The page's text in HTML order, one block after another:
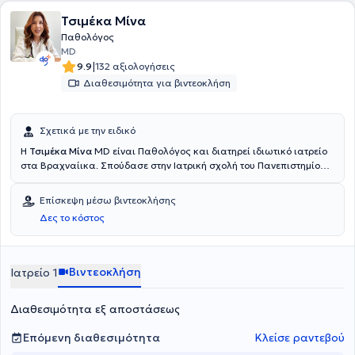
Τσιμέκα Μίνα
Παθολόγος
MD
9.9|132 αξιολογήσεις
Διαθεσιμότητα για βιντεοκλήση
Σχετικά με την ειδικό
Η Τσιμέκα Μίνα MD είναι Παθολόγος και διατηρεί ιδιωτικό ιατρείο
στα Βραχναίικα. Σπούδασε στην Ιατρική σχολή του Πανεπιστημίου
στο Γενικό Νοσοκομείο Αιγίου - Κέντρο Υγείας Ακράτας- Περιφερικό
Ιατρείο Αμπελοκήπων. Ειδικεύτηκε στην Παθολογία στο
Πανεπιστημιακό Γενικό Νοσοκομείο Πατρών και μετεκπαιδεύτηκε
στην Κλινική Ηπατολογία κατόπιν συμμετοχής στο 16ο σχολείο της
εμπειρία έχοντας εργαστεί σε Μονάδα Χρόνιας Αιμοκάθαρσης,
στην Παθολογική Κλινική του "ΟΛΥΜΠΙΟΝ" Θεραπευτήριο Πάτρας
Φροντίδας της "ΟΛΥΜΠΙΟΝ".
Επίσκεψη μέσω βιντεοκλήσης
Δες το κόστος
Ιατρείο 1 Βιντεοκλήση
Διαθεσιμότητα εξ αποστάσεως
Επόμενη διαθεσιμότητα
Κλείσε ραντεβού